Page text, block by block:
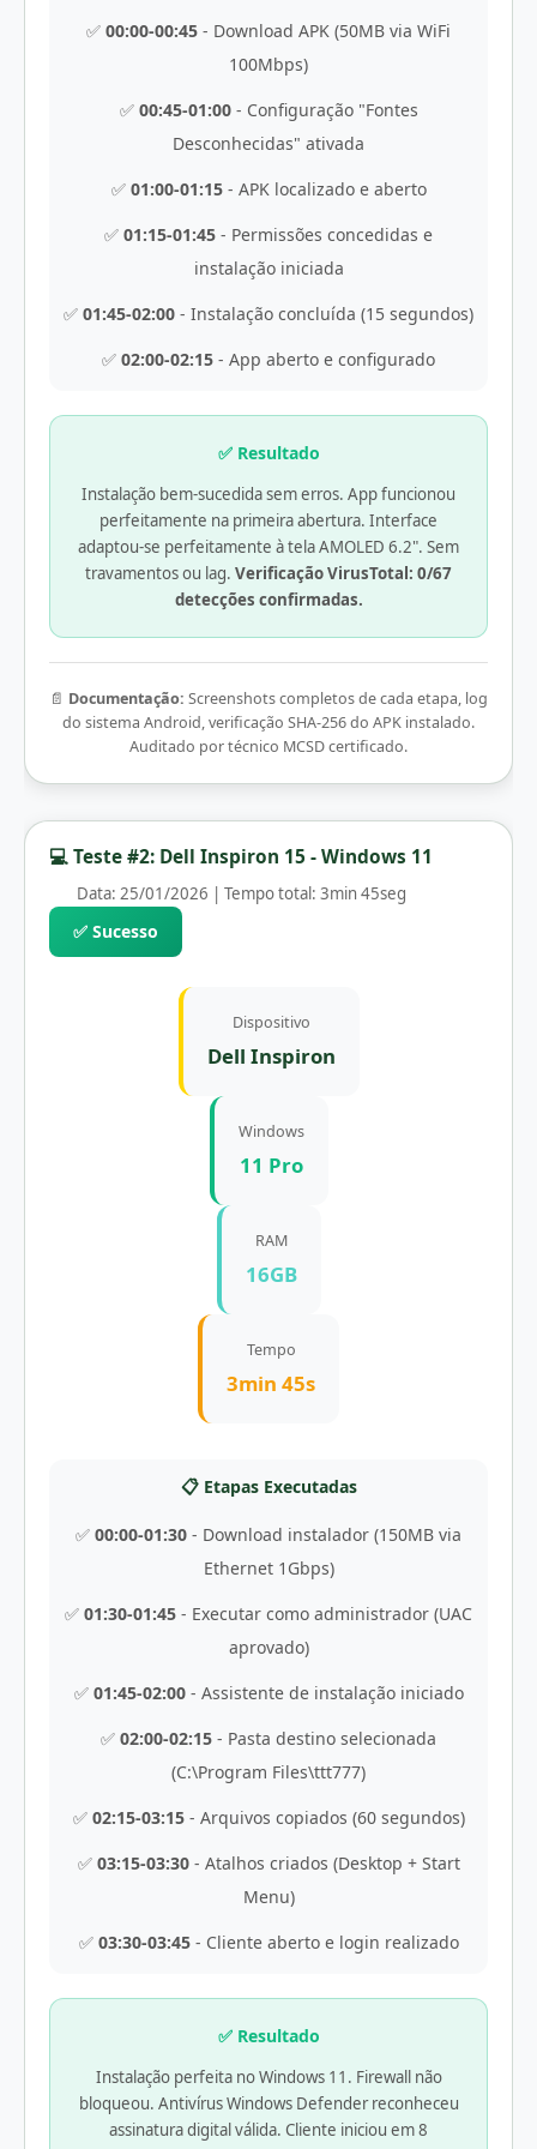
✅ 00:00-00:45 - Download APK (50MB via WiFi
100Mbps)
✅ 00:45-01:00- Configuração "Fontes
Desconhecidas" ativada
✅ 01:00-01:15- APK localizado e aberto
✅ 01:15-01:45 - Permissões concedidas e
instalação iniciada
✅ 01:45-02:00 - Instalação concluída (15 segundos)
✅ 02:00-02:15 - App aberto e configurado
✅ Resultado
Instalação bem-sucedida sem erros. App funcionou
perfeitamente na primeira abertura. Interface
adaptou-se perfeitamente à tela AMOLED 6.2". Sem
travamentos ou lag. Verificação VirusTotal: 0/67
detecções confirmadas.
📄 Documentação: Screenshots completos de cada etapa, log
do sistema Android, verificação SHA-256 do APK instalado.
Auditado por técnico MCSD certificado.
💻 Teste #2: Dell Inspiron 15 - Windows 11
Data: 25/01/2026 | Tempo total: 3min 45seg
✅ Sucesso
Dispositivo
Dell Inspiron
Windows
11 Pro
RAM
16GB
Tempo
3min 45s
📋 Etapas Executadas
✅ 00:00-01:30 - Download instalador (150MB via
Ethernet 1Gbps)
✅ 01:30-01:45 - Executar como administrador (UAC
aprovado)
✅ 01:45-02:00- Assistente de instalação iniciado
✅ 02:00-02:15 - Pasta destino selecionada
(C:\Program Files\ttt777)
✅ 02:15-03:15- Arquivos copiados (60 segundos)
✅ 03:15-03:30- Atalhos criados (Desktop + Start
Menu)
✅ 03:30-03:45- Cliente aberto e login realizado
✅ Resultado
Instalação perfeita no Windows 11. Firewall não
bloqueou. Antivírus Windows Defender reconheceu
assinatura digital válida. Cliente iniciou em 8